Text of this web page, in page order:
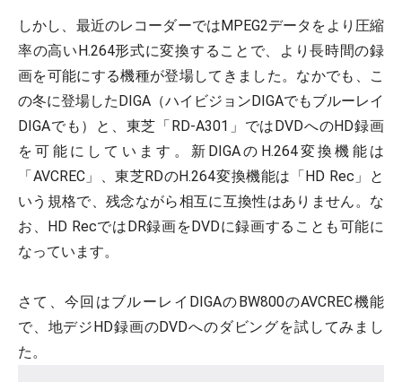
しかし、最近のレコーダーではMPEG2データをより圧縮
率の高いH.264形式に変換することで、より長時間の録
画を可能にする機種が登場してきました。なかでも、こ
の冬に登場したDIGA（ハイビジョンDIGAでもブルーレイ
DIGAでも）と、東芝「RD-A301」ではDVDへのHD録画
を可能にしています。新DIGAのH.264変換機能は
「AVCREC」、東芝RDのH.264変換機能は「HD Rec」と
いう規格で、残念ながら相互に互換性はありません。な
お、HD RecではDR録画をDVDに録画することも可能に
なっています。
さて、今回はブルーレイDIGAのBW800のAVCREC機能
で、地デジHD録画のDVDへのダビングを試してみまし
た。